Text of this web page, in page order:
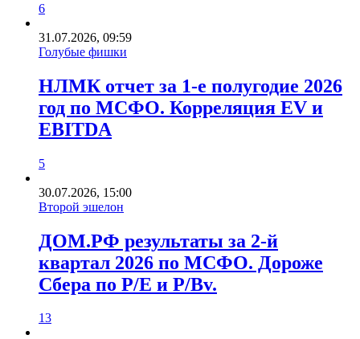
6
31.07.2026, 09:59
Голубые фишки
НЛМК отчет за 1-е полугодие 2026
год по МСФО. Корреляция EV и
EBITDA
5
30.07.2026, 15:00
Второй эшелон
ДОМ.РФ результаты за 2-й
квартал 2026 по МСФО. Дороже
Сбера по P/E и P/Bv.
13